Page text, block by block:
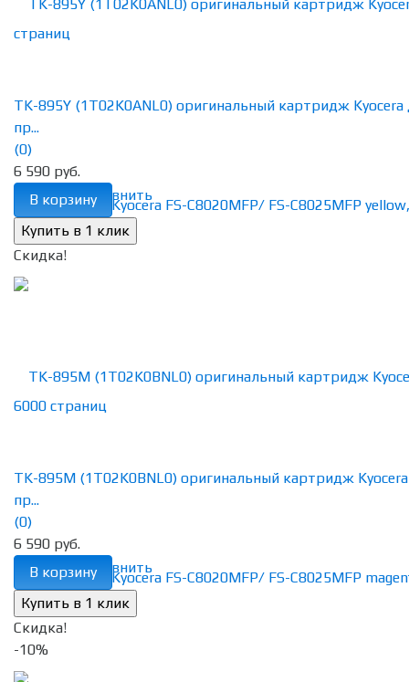
избранное сравнить
TK-895Y (1T02K0ANL0) оригинальный картридж Kyocera
пр...
(0)
6 590 руб.
В корзину
Скидка!
избранное сравнить
TK-895M (1T02K0BNL0) оригинальный картридж
пр...
(0)
6 590 руб.
В корзину
Скидка!
-10%